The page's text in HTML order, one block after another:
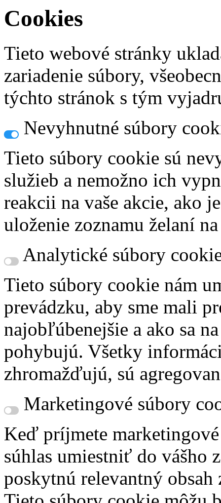
Cookies
Tieto webové stránky
zariadenie súbory,
týchto stránok s tým
Nevyhnutné súbory
Tieto súbory cookie sú
služieb a nemožno ich
reakcii na vaše akcie, ako
uloženie zoznamu želaní
Analytické súbory
Tieto súbory cookie nám
prevádzku, aby sme mali
najobľúbenejšie a ako sa
pohybujú. Všetky
zhromažďujú, sú
Marketingové súbory
Keď príjmete
súhlas umiestniť do vášho
poskytnú relevantný